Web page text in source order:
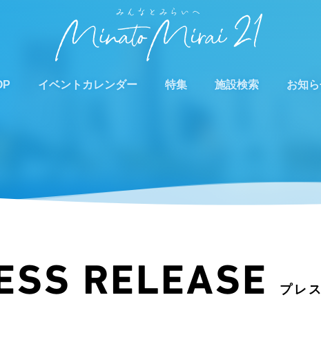
イベントカレンダー 特集 施設検索 お知
RELEASE プレ